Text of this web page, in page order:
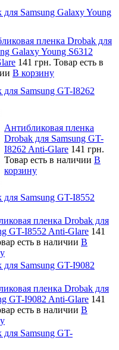
Samsung Galaxy Young
пленка Drobak для
Galaxy Young S6312
141 грн. Товар есть в
В корзину
Samsung GT-I8262
Антибликовая пленка
Drobak для Samsung GT-
I8262 Anti-Glare 141 грн.
Товар есть в наличии В
корзину
Samsung GT-I8552
пленка Drobak для
GT-I8552 Anti-Glare 141
есть в наличии В
Samsung GT-I9082
пленка Drobak для
GT-I9082 Anti-Glare 141
есть в наличии В
Samsung GT-